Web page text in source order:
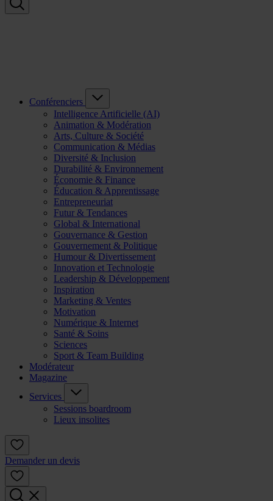
Conférenciers
Intelligence Artificielle (AI)
Animation & Modération
Arts, Culture & Société
Communication & Médias
Diversité & Inclusion
Durabilité & Environnement
Économie & Finance
Éducation & Apprentissage
Entrepreneuriat
Futur & Tendances
Global & International
Gouvernance & Gestion
Gouvernement & Politique
Humour & Divertissement
Innovation et Technologie
Leadership & Développement
Inspiration
Marketing & Ventes
Motivation
Numérique & Internet
Santé & Soins
Sciences
Sport & Team Building
Modérateur
Magazine
Services
Sessions boardroom
Lieux insolites
Demander un devis